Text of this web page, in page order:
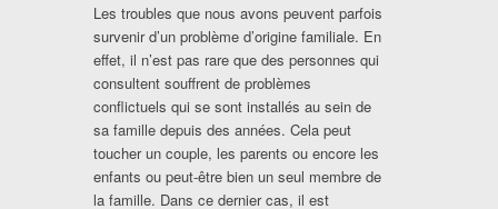
Les troubles que nous avons peuvent parfois
survenir d’un problème d’origine familiale. En
effet, il n’est pas rare que des personnes qui
consultent souffrent de problèmes
conflictuels qui se sont installés au sein de
sa famille depuis des années. Cela peut
toucher un couple, les parents ou encore les
enfants ou peut-être bien un seul membre de
la famille. Dans ce dernier cas, il est